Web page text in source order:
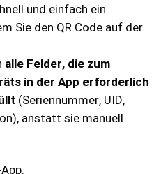
und einfach ein
Sie den QR Code auf der
alle Felder, die zum
in der App erforderlich
(Seriennummer, UID,
anstatt sie manuell